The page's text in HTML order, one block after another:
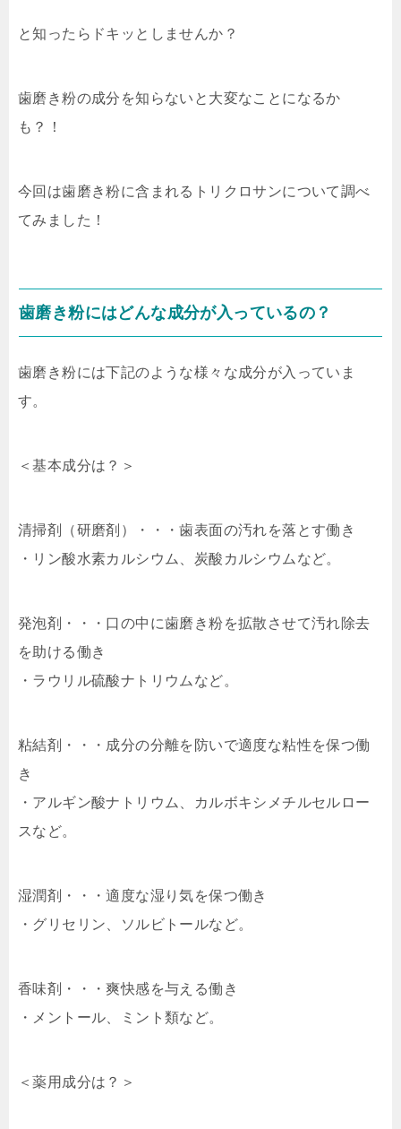
と知ったらドキッとしませんか？
歯磨き粉の成分を知らないと大変なことになるか
も？！
今回は歯磨き粉に含まれる トリクロサンについて調べ
てみました！
歯磨き粉にはどんな成分が入っているの？
歯磨き粉には下記のような様々な成分が入っていま
す。
＜基本成分は？＞
清掃剤（研磨剤）・・・歯表面の汚れを落とす働き
・リン酸水素カルシウム、炭酸カルシウムなど。
発泡剤・・・口の中に歯磨き粉を拡散させて汚れ除去
を助ける働き
・ラウリル硫酸ナトリウムなど。
粘結剤・・・成分の分離を防いで適度な粘性を保つ働
き
・アルギン酸ナトリウム、カルボキシメチルセルロー
スなど。
湿潤剤・・・適度な湿り気を保つ働き
・グリセリン、ソルビトールなど。
香味剤・・・爽快感を与える働き
・メントール、ミント類など。
＜薬用成分は？＞